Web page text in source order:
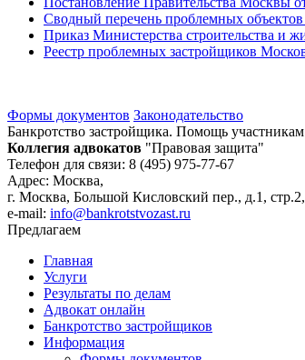
Сводный перечень проблемных
Приказ Министерства строительства и
Реестр проблемных застройщиков
Формы документов Законодательство
Банкротство застройщика. Помощь участникам
Коллегия адвокатов "Правовая защита"
Телефон для связи: 8 (495) 975-77-67
Адрес: Москва,
г. Москва, Большой Кисловский пер., д.1,
e-mail: info@bankrotstvozast.ru
Предлагаем
Главная
Услуги
Результаты по делам
Адвокат онлайн
Банкротство застройщиков
Информация